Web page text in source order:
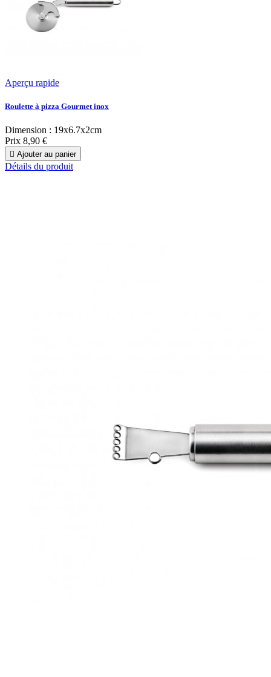
Aperçu rapide
Roulette à pizza Gourmet inox
Dimension : 19x6.7x2cm
Prix 8,90 €
 Ajouter au panier
Détails du produit